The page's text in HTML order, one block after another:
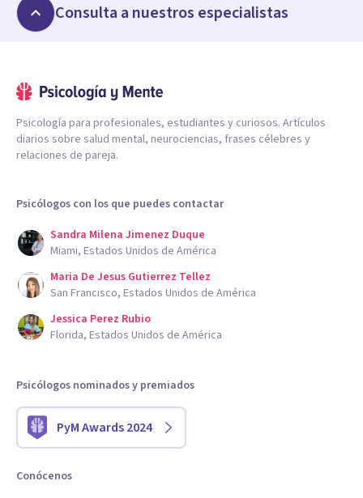
Consulta a nuestros especialistas
Psicología para profesionales, estudiantes y curiosos. Artículos
diarios sobre salud mental, neurociencias, frases célebres y
relaciones de pareja.
Psicólogos con los que puedes contactar
Sandra Milena Jimenez Duque
Miami, Estados Unidos de América
Maria De Jesus Gutierrez Tellez
San Francisco, Estados Unidos de América
Jessica Perez Rubio
Florida, Estados Unidos de América
Psicólogos nominados y premiados
PyM Awards 2024
Conócenos